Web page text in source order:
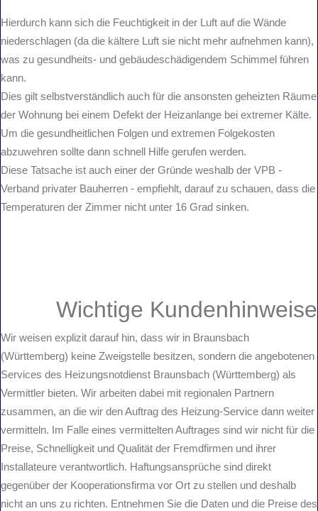
Hierdurch kann sich die Feuchtigkeit in der Luft auf die Wände
niederschlagen (da die kältere Luft sie nicht mehr aufnehmen kann),
was zu gesundheits- und gebäudeschädigendem Schimmel führen
kann.
Dies gilt selbstverständlich auch für die ansonsten geheizten Räume
der Wohnung bei einem Defekt der Heizanlange bei extremer Kälte.
Um die gesundheitlichen Folgen und extremen Folgekosten
abzuwehren sollte dann schnell Hilfe gerufen werden.
Diese Tatsache ist auch einer der Gründe weshalb der VPB -
Verband privater Bauherren - empfiehlt, darauf zu schauen, dass die
Temperaturen der Zimmer nicht unter 16 Grad sinken.
Wichtige Kundenhinweise
Wir weisen explizit darauf hin, dass wir in Braunsbach
(Württemberg) keine Zweigstelle besitzen, sondern die angebotenen
Services des Heizungsnotdienst Braunsbach (Württemberg) als
Vermittler bieten. Wir arbeiten dabei mit regionalen Partnern
zusammen, an die wir den Auftrag des Heizung-Service dann weiter
vermitteln. Im Falle eines vermittelten Auftrages sind wir nicht für die
Preise, Schnelligkeit und Qualität der Fremdfirmen und ihrer
Installateure verantwortlich. Haftungsansprüche sind direkt
gegenüber der Kooperationsfirma vor Ort zu stellen und deshalb
nicht an uns zu richten. Entnehmen Sie die Daten und die Preise des